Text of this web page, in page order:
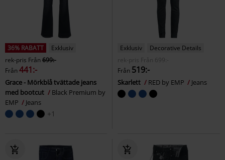
36% RABATT
Exklusiv
rek-pris Från699:-
Från441:-
Grace - Mörkblå tvättade jeans
med bootcut
Black Premium by
EMP
Jeans
+1
Exklusiv
Decorative Details
rek-pris
Från 699:-
Från 519:-
Skarlett RED by EMP Jeans